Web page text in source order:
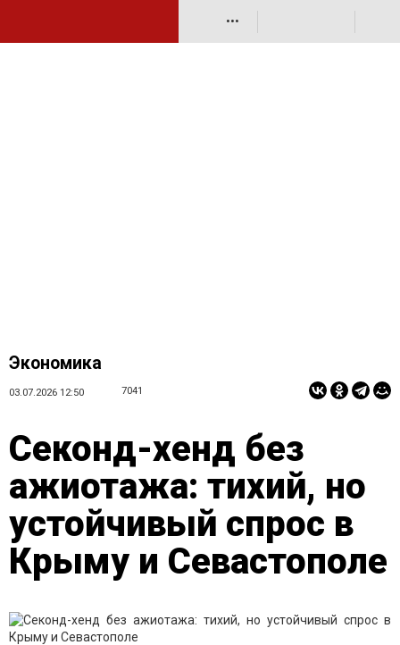
•••
Экономика
03.07.2026 12:50 7041
Секонд-хенд без
ажиотажа: тихий, но
устойчивый спрос в
Крыму и Севастополе